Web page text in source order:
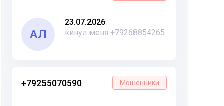
АЛ
23.07.2026
кинул меня +79268854265
+79255070590 Мошенники